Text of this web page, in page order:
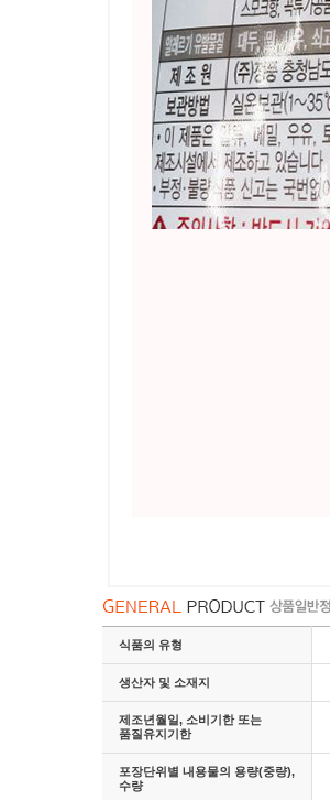
식품의 유형
생산자 및 소재지
제조년월일, 소비기한 또는
품질유지기한
포장단위별 내용물의 용량(중량),
수량